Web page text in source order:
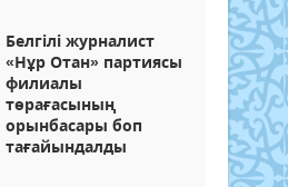
Белгілі журналист
«Нұр Отан» партиясы
филиалы
төрағасының
орынбасары боп
тағайындалды